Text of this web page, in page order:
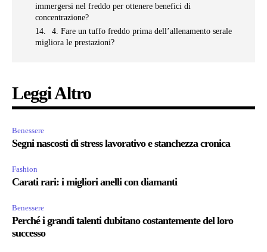
immergersi nel freddo per ottenere benefici di
concentrazione?
4. Fare un tuffo freddo prima dell’allenamento serale
migliora le prestazioni?
Leggi Altro
Benessere
Segni nascosti di stress lavorativo e stanchezza cronica
Fashion
Carati rari: i migliori anelli con diamanti
Benessere
Perché i grandi talenti dubitano costantemente del loro
successo